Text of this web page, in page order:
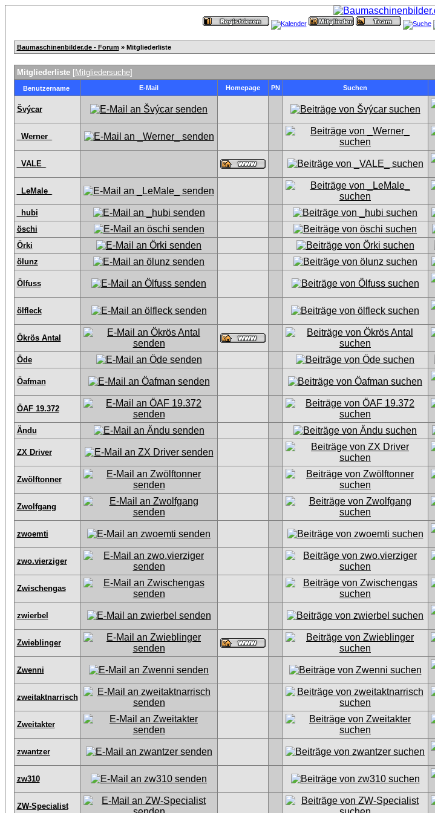
Baumaschinenbilder.de - Forum » Mitgliederliste
Mitgliederliste[Mitgliedersuche]
Benutzername E-Mail Homepage PN Suchen
Švýcar
_Werner_
_VALE_
_LeMale_
_hubi
öschi
Örki
ölunz
Ölfuss
ölfleck
Ökrös Antal
Öde
Öafman
ÖAF 19.372
Ändu
ZX Driver
Zwölftonner
Zwolfgang
zwoemti
zwo.vierziger
Zwischengas
zwierbel
Zwieblinger
Zwenni
zweitaktnarrisch
Zweitakter
zwantzer
zw310
ZW-Specialist